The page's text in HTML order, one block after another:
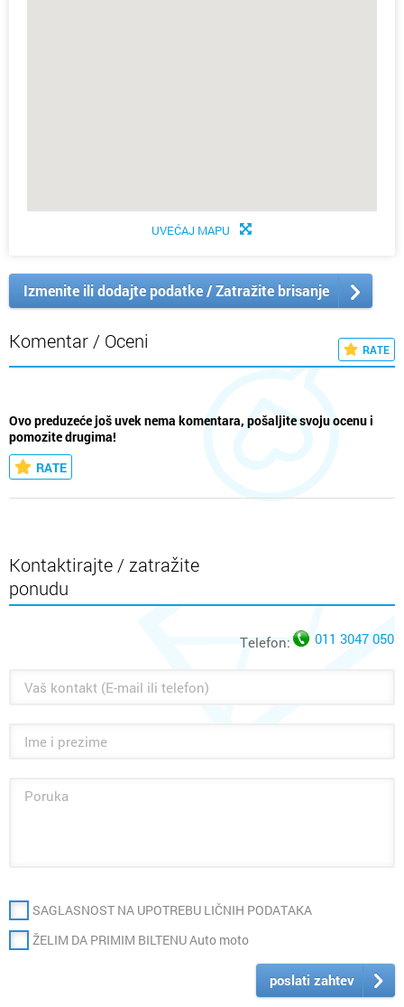
UVEĆAJ MAPU
Izmenite ili dodajte podatke / Zatražite brisanje
Komentar / Oceni RATE
Ovo preduzeće još uvek nema komentara, pošaljite svoju ocenu i
pomozite drugima!
RATE
Kontaktirajte / zatražite
ponudu
Telefon: 011 3047 050
SAGLASNOST NA UPOTREBU LIČNIH PODATAKA
ŽELIM DA PRIMIM BILTENU Auto moto
poslati zahtev